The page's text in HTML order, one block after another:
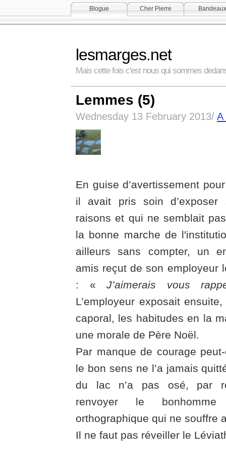
Blogue Cher Pierre Bandeaux
lesmarges.net
Mais cette fois c'est nous qui sommes
Lemmes (5)
Wednesday 13 February 2013/ A
En guise d’avertissement
il avait pris soin d’exposer
raisons et qui ne semblait
la bonne marche de
ailleurs sans compter, un
amis reçut de son employeur
: «J’aimerais vous
L’employeur exposait
caporal, les habitudes en la
une morale de Père Noël.
Par manque de courage
le bon sens ne l’a jamais
du lac n’a pas osé, par
renvoyer le
orthographique qui ne souffre
Il ne faut pas réveiller le